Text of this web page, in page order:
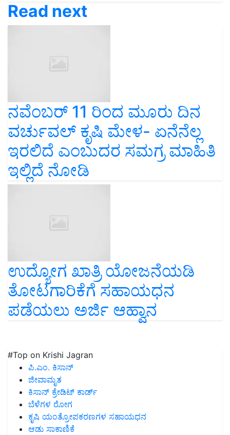
Read next
ನವೆಂಬರ್ 11 ರಿಂದ ಮೂರು ದಿನ
ವರ್ಚುವಲ್ ಕೃಷಿ ಮೇಳ- ಏನೆನೆಲ್ಲ
ಇರಲಿದೆ ಎಂಬುದರ ಸಮಗ್ರ ಮಾಹಿತಿ
ಇಲ್ಲಿದೆ ನೋಡಿ
ಉದ್ಯೋಗ ಖಾತ್ರಿ ಯೋಜನೆಯಡಿ
ತೋಟಗಾರಿಕೆಗೆ ಸಹಾಯಧನ
ಪಡೆಯಲು ಅರ್ಜಿ ಆಹ್ವಾನ
#Top on Krishi Jagran
ಪಿ.ಎಂ. ಕಿಸಾನ್
ಜೀವಾಮೃತ
ಕಿಸಾನ್ ಕ್ರೇಡಿಟ್ ಕಾರ್ಡ್
ಬೆಳೆಗಳ ರೋಗ
ಕೃಷಿ ಯಂತ್ರೋಪಕರಣಗಳ ಸಹಾಯಧನ
ಆಡು ಸಾಕಾಣಿಕೆ